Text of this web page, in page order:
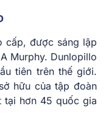
cấp, được sáng lập
Murphy. Dunlopillo
tiên trên thế giới.
hữu của tập đoàn
tại hơn 45 quốc gia